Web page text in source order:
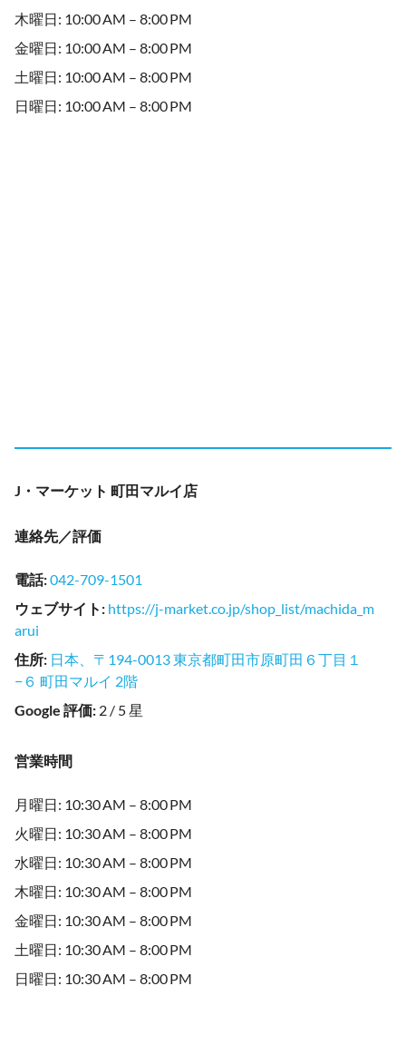
木曜日: 10:00 AM – 8:00 PM
金曜日: 10:00 AM – 8:00 PM
土曜日: 10:00 AM – 8:00 PM
日曜日: 10:00 AM – 8:00 PM
J・マーケット 町田マルイ店
連絡先／評価
電話:042-709-1501
ウェブサイト : https://j-market.co.jp/shop_list/machida_m
arui
住所: 日本、〒194-0013 東京都町田市原町田６丁目１
−６ 町田マルイ 2階
Google 評価: 2 / 5 星
営業時間
月曜日: 10:30 AM – 8:00 PM
火曜日: 10:30 AM – 8:00 PM
水曜日: 10:30 AM – 8:00 PM
木曜日: 10:30 AM – 8:00 PM
金曜日: 10:30 AM – 8:00 PM
土曜日: 10:30 AM – 8:00 PM
日曜日: 10:30 AM – 8:00 PM